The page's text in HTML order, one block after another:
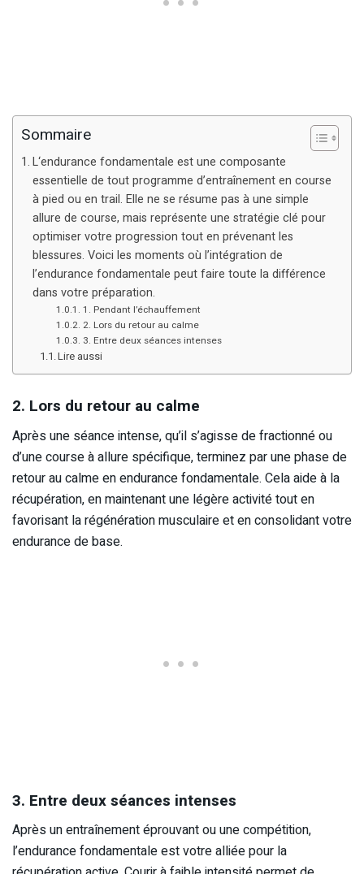
Sommaire
L‘endurance fondamentale est une composante
essentielle de tout programme d’entraînement en course
à pied ou en trail. Elle ne se résume pas à une simple
allure de course, mais représente une stratégie clé pour
optimiser votre progression tout en prévenant les
blessures. Voici les moments où l’intégration de
l’endurance fondamentale peut faire toute la différence
dans votre préparation.
1. Pendant l’échauffement
2. Lors du retour au calme
3. Entre deux séances intenses
Lire aussi
2. Lors du retour au calme
Après une séance intense, qu’il s’agisse de fractionné ou
d’une course à allure spécifique, terminez par une phase de
retour au calme en endurance fondamentale. Cela aide à la
récupération, en maintenant une légère activité tout en
favorisant la régénération musculaire et en consolidant votre
endurance de base.
3. Entre deux séances intenses
Après un entraînement éprouvant ou une compétition,
l’endurance fondamentale est votre alliée pour la